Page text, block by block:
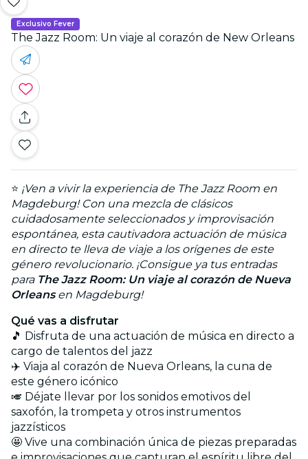
Exclusivo Fever
The Jazz Room: Un viaje al corazón de New Orleans
⭐ ¡Ven a vivir la experiencia de The Jazz Room en
Magdeburg! Con una mezcla de clásicos
cuidadosamente seleccionados y improvisación
espontánea, esta cautivadora actuación de música
en directo te lleva de viaje a los orígenes de este
género revolucionario. ¡Consigue ya tus entradas
para The Jazz Room: Un viaje al corazón de Nueva
Orleansen Magdeburg!
Qué vas a disfrutar
🎵 Disfruta de una actuación de música en directo a
cargo de talentos del jazz
✈️ Viaja al corazón de Nueva Orleans, la cuna de
este género icónico
🎺 Déjate llevar por los sonidos emotivos del
saxofón, la trompeta y otros instrumentos
jazzísticos
🤩 Vive una combinación única de piezas preparadas